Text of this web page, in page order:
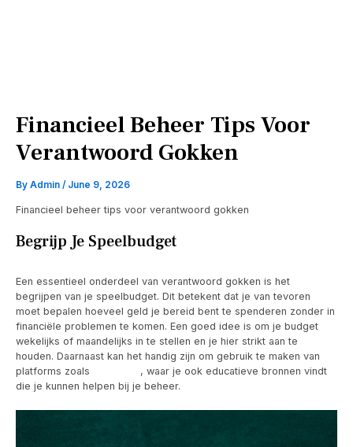
Financieel Beheer Tips Voor
Verantwoord Gokken
By Admin / June 9, 2026
Financieel beheer tips voor verantwoord gokken
Begrijp Je Speelbudget
Een essentieel onderdeel van verantwoord gokken is het
begrijpen van je speelbudget. Dit betekent dat je van tevoren
moet bepalen hoeveel geld je bereid bent te spenderen zonder in
financiële problemen te komen. Een goed idee is om je budget
wekelijks of maandelijks in te stellen en je hier strikt aan te
houden. Daarnaast kan het handig zijn om gebruik te maken van
platforms zoals
, waar je ook educatieve bronnen vindt
die je kunnen helpen bij je beheer.